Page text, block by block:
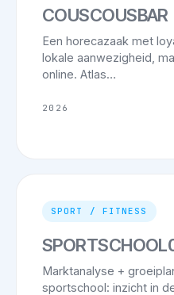
COUSCOUSBAR
Een horecazaak met
lokale aanwezigheid,
online. Atlas…
2026
SPORT / FITNESS
Marktanalyse +
sportschool: inzicht in